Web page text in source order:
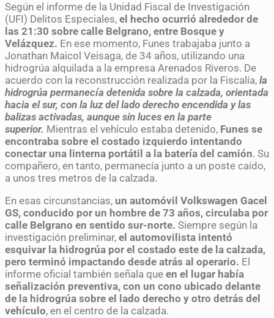
Según el informe de la Unidad Fiscal de Investigación
(UFI) Delitos Especiales, el hecho ocurrió alrededor de
las 21:30 sobre calle Belgrano, entre Bosque y
Velázquez. En ese momento, Funes trabajaba junto a
Jonathan Maicol Veisaga, de 34 años, utilizando una
hidrogrúa alquilada a la empresa Arenados Riveros. De
acuerdo con la reconstrucción realizada por la Fiscalía, la
hidrogrúa permanecía detenida sobre la calzada, orientada
hacia el sur, con la luz del lado derecho encendida y las
balizas activadas, aunque sin luces en la parte
superior. Mientras el vehículo estaba detenido, Funes se
encontraba sobre el costado izquierdo intentando
conectar una linterna portátil a la batería del camión. Su
compañero, en tanto, permanecía junto a un poste caído,
a unos tres metros de la calzada.
En esas circunstancias, un automóvil Volkswagen Gacel
GS, conducido por un hombre de 73 años, circulaba por
calle Belgrano en sentido sur-norte. Siempre según la
investigación preliminar, el automovilista intentó
esquivar la hidrogrúa por el costado este de la calzada,
pero terminó impactando desde atrás al operario. El
informe oficial también señala que en el lugar había
señalización preventiva, con un cono ubicado delante
de la hidrogrúa sobre el lado derecho y otro detrás del
vehículo, en el centro de la calzada.